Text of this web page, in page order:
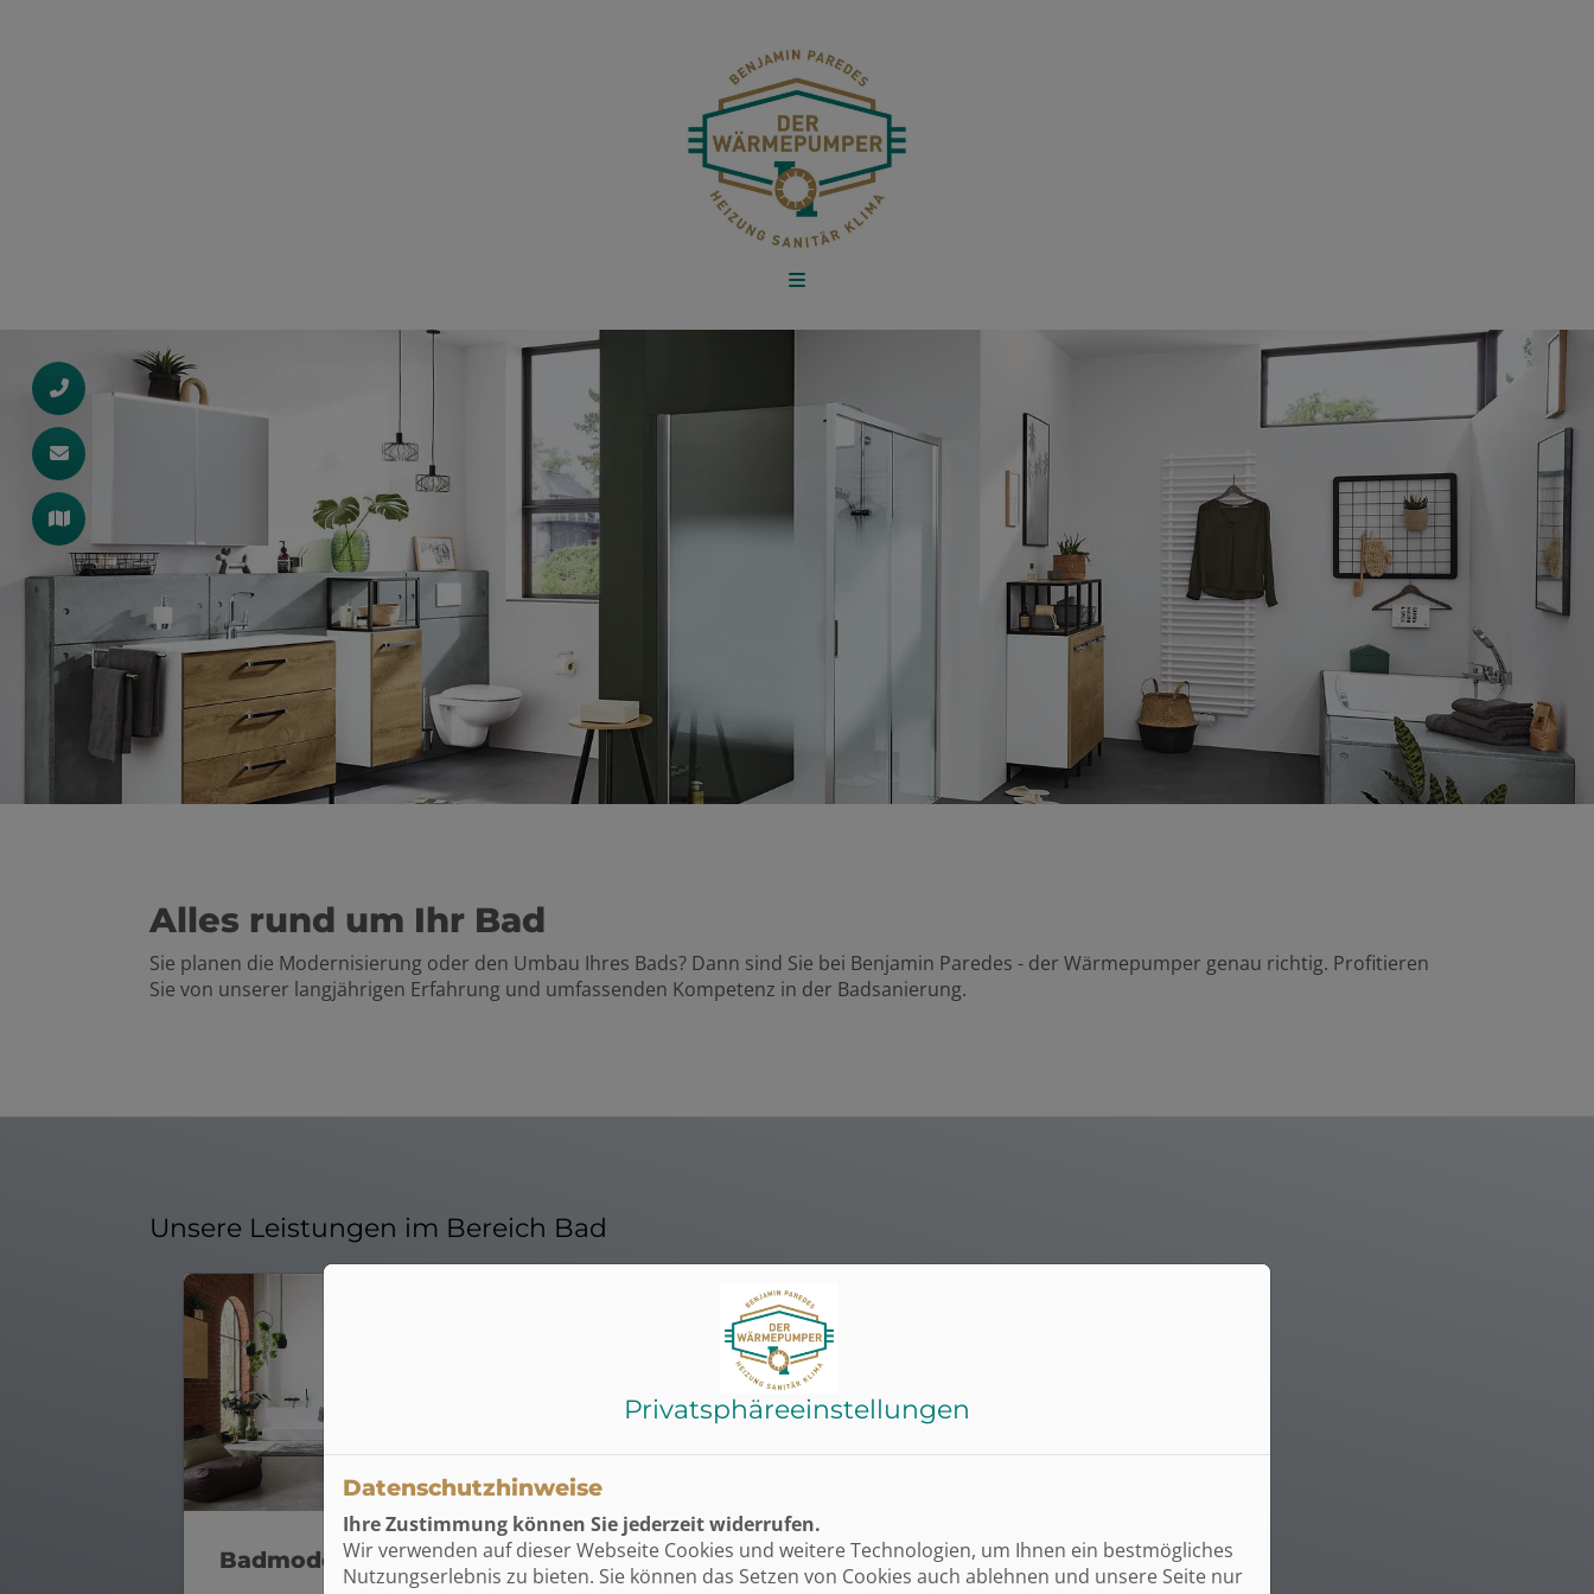
Alles rund um Ihr Bad
Sie planen die Modernisierung oder den Umbau Ihres Bads? Dann sind Sie bei Benjamin Paredes - der Wärmepumper genau richtig. Profitieren
Sie von unserer langjährigen Erfahrung und umfassenden Kompetenz in der Badsanierung.
Unsere Leistungen im Bereich Bad
Badmodernisierung Barrierefreies Bad
schließen
Privatsphäre­einstellungen
Datenschutzhinweise
Ihre Zustimmung können Sie jederzeit widerrufen.
Wir verwenden auf dieser Webseite Cookies und weitere Technologien, um Ihnen ein bestmögliches
Nutzungserlebnis zu bieten. Sie können das Setzen von Cookies auch ablehnen und unsere Seite nur